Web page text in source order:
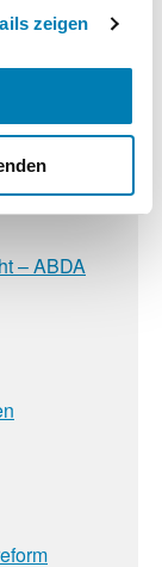
zeigen
– ABDA